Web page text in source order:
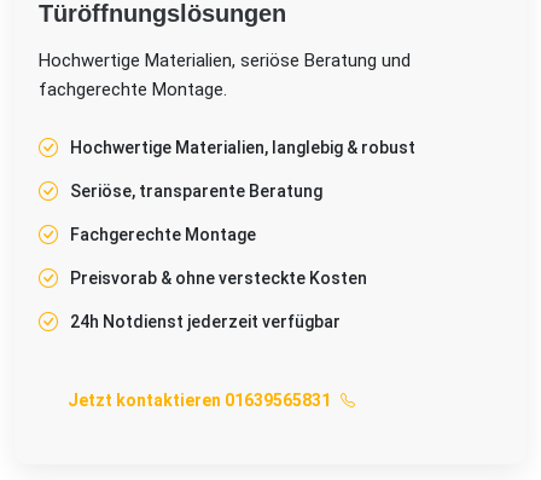
Türöffnungslösungen
Hochwertige Materialien, seriöse Beratung und
fachgerechte Montage.
Hochwertige Materialien, langlebig & robust
Seriöse, transparente Beratung
Fachgerechte Montage
Preisvorab & ohne versteckte Kosten
24h Notdienst jederzeit verfügbar
Jetzt kontaktieren 01639565831